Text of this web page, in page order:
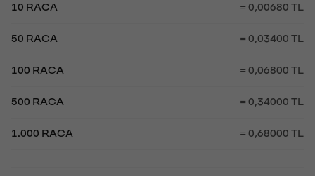
10 RACA = 0,00680 TL
50 RACA = 0,03400 TL
100 RACA = 0,06800 TL
500 RACA = 0,34000 TL
1.000 RACA = 0,68000 TL